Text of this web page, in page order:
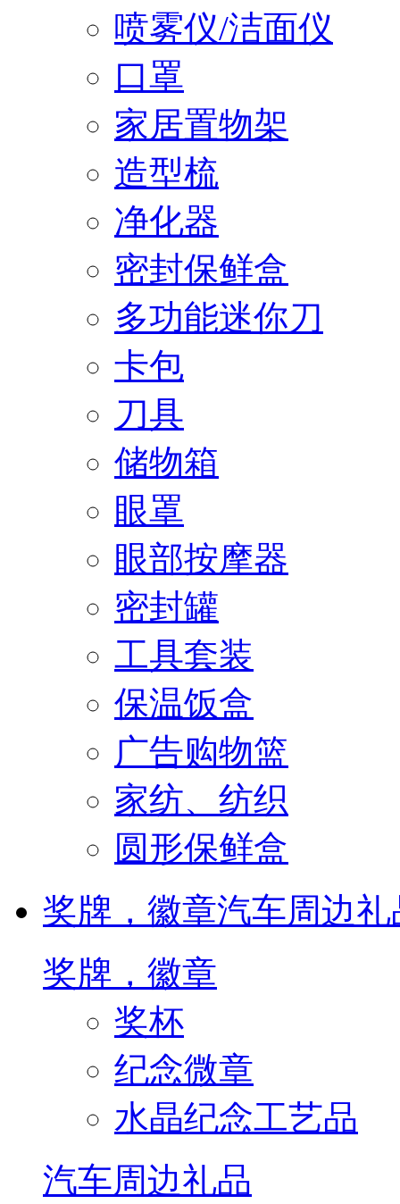
喷雾仪/洁面仪
口罩
家居置物架
造型梳
净化器
密封保鲜盒
多功能迷你刀
卡包
刀具
储物箱
眼罩
眼部按摩器
密封罐
工具套装
保温饭盒
广告购物篮
家纺、纺织
圆形保鲜盒
奖牌，徽章汽车周边礼
奖牌，徽章
奖杯
纪念微章
水晶纪念工艺品
汽车周边礼品